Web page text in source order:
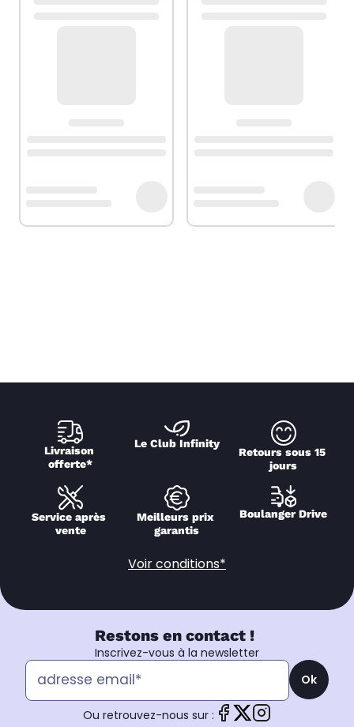
Livraison
offerte*
Le Club Infinity
Retours sous 15
jours
Service après
vente
Meilleurs prix
garantis
Boulanger Drive
Voir conditions*
Restons en contact !
Inscrivez-vous à la newsletter
Ok
Ou retrouvez-nous sur :